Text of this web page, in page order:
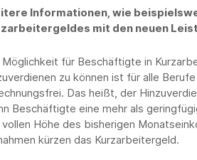
Informationen, wie
mit den neuen
Möglichkeit für Beschäftigte in
zu können ist für alle
Das heißt, der
Beschäftigte eine mehr als
Höhe des bisherigen
kürzen das Kurzarbeitergeld.